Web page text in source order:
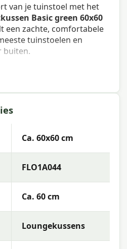
van je tuinstoel met het
Basic green 60x60
een zachte, comfortabele
tuinstoelen en
buiten.
Florance
60x60 cm
other fibers
polyester fiberfill mix
Ca. 60x60 cm
FLO1A044
Ca. 60 cm
Loungekussens